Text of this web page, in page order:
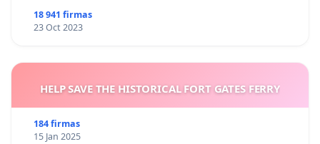
18 941 firmas
23 Oct 2023
HELP SAVE THE HISTORICAL FORT GATES FERRY
184 firmas
15 Jan 2025